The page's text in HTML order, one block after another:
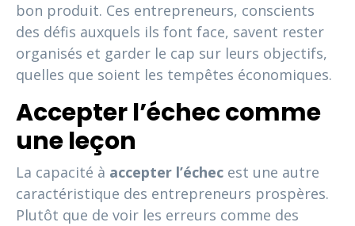
bon produit. Ces entrepreneurs, conscients
des défis auxquels ils font face, savent rester
organisés et garder le cap sur leurs objectifs,
quelles que soient les tempêtes économiques.
Accepter l’échec comme
une leçon
La capacité à accepter l’échec est une autre
caractéristique des entrepreneurs prospères.
Plutôt que de voir les erreurs comme des